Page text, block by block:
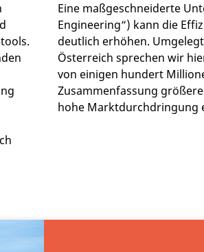
Eine maßgeschneiderte
Engineering“) kann die
deutlich erhöhen.
Österreich sprechen wir
von einigen hundert
Zusammenfassung
hohe Marktdurchdringung